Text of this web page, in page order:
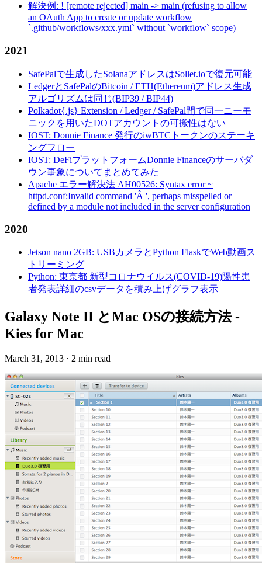
解決例: ! [remote rejected] main -> main (refusing to allow
an OAuth App to create or update workflow
`.github/workflows/xxx.yml` without `workflow` scope)
2021
SafePalで生成したSolanaアドレスはSollet.ioで復元可能
LedgerとSafePalのBitcoin / ETH(Ethereum)アドレス生成
アルゴリズムは同じ(BIP39 / BIP44)
Polkadot{.js} Extension / Ledger / SafePal間で同一ニーモ
ニックを用いたDOTアカウントの可搬性はない
IOST: Donnie Finance 発行のiwBTCトークンのステーキ
ングフロー
IOST: DeFiプラットフォームDonnie Financeのサーバダ
ウン事象についてまとめてみた
Apache エラー解決法 AH00526: Syntax error ~
httpd.conf:Invalid command 'Â ', perhaps misspelled or
defined by a module not included in the server configuration
2020
Jetson nano 2GB: USBカメラとPython FlaskでWeb動画ス
トリーミング
Python: 東京都 新型コロナウイルス(COVID-19)陽性患
者発表詳細のcsvデータを積み上げグラフ表示
Galaxy Note II とMac OSの接続方法 -
Kies for Mac
March 31, 2013 · 2 min read